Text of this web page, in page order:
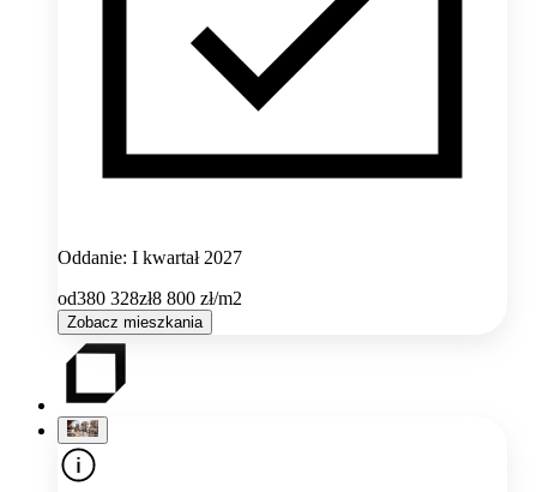
Oddanie: I kwartał 2027
od380 328zł8 800 zł/m2
Zobacz mieszkania